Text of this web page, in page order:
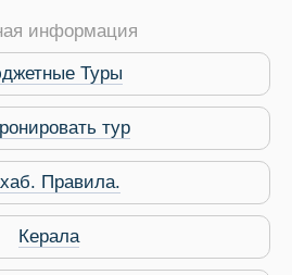
информация
Туры
тур
Правила.
Керала